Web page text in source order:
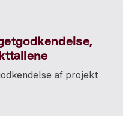
af projekt